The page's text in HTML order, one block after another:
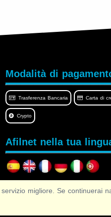
migliore. Se continuerai
Modalità di
Trasferenza Bancaria Carta di
Crypto
Afilnet nella tua
· Tutti i diritti Riservati